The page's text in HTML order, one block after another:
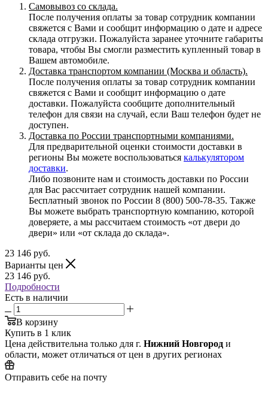
Самовывоз со склада.
После получения оплаты за товар сотрудник компании
свяжется с Вами и сообщит информацию о дате и адресе
склада отгрузки. Пожалуйста заранее уточните габариты
товара, чтобы Вы смогли разместить купленный товар в
Вашем автомобиле.
Доставка транспортом компании (Москва и область).
После получения оплаты за товар сотрудник компании
свяжется с Вами и сообщит информацию о дате
доставки. Пожалуйста сообщите дополнительный
телефон для связи на случай, если Ваш телефон будет не
доступен.
Доставка по России транспортными компаниями.
Для предварительной оценки стоимости доставки в
регионы Вы можете воспользоваться калькулятором
доставки.
Либо позвоните нам и стоимость доставки по России
для Вас рассчитает сотрудник нашей компании.
Бесплатный звонок по России 8 (800) 500-78-35. Также
Вы можете выбрать транспортную компанию, которой
доверяете, а мы рассчитаем стоимость «от двери до
двери» или «от склада до склада».
23 146 руб.
Варианты цен
23 146 руб.
Подробности
Есть в наличии
В корзину
Купить в 1 клик
Цена действительна только для г. Нижний Новгород и
области, может отличаться от цен в других регионах
Отправить себе на почту